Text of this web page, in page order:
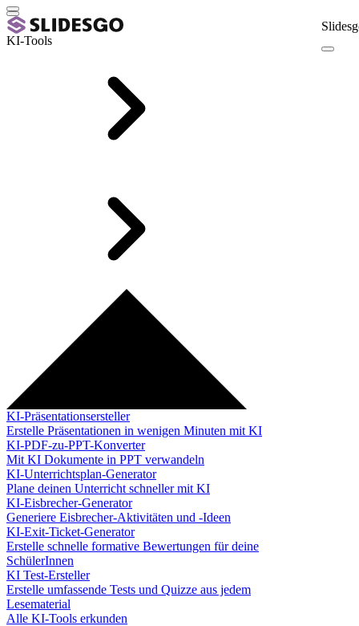
KI-Tools
KI-Präsentationsersteller
Erstelle Präsentationen in wenigen Minuten mit KI
KI-PDF-zu-PPT-Konverter
Mit KI Dokumente in PPT verwandeln
KI-Unterrichtsplan-Generator
Plane deinen Unterricht schneller mit KI
KI-Eisbrecher-Generator
Generiere Eisbrecher-Aktivitäten und -Ideen
KI-Exit-Ticket-Generator
Erstelle schnelle formative Bewertungen für deine
SchülerInnen
KI Test-Ersteller
Erstelle umfassende Tests und Quizze aus jedem
Lesematerial
Alle KI-Tools erkunden